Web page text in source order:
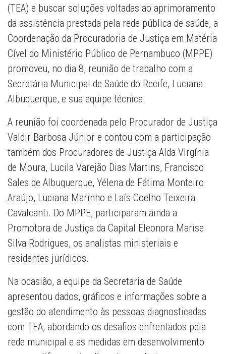
(TEA) e buscar soluções voltadas ao aprimoramento
da assistência prestada pela rede pública de saúde, a
Coordenação da Procuradoria de Justiça em Matéria
Cível do Ministério Público de Pernambuco (MPPE)
promoveu, no dia 8, reunião de trabalho com a
Secretária Municipal de Saúde do Recife, Luciana
Albuquerque, e sua equipe técnica.
A reunião foi coordenada pelo Procurador de Justiça
Valdir Barbosa Júnior e contou com a participação
também dos Procuradores de Justiça Alda Virgínia
de Moura, Lucila Varejão Dias Martins, Francisco
Sales de Albuquerque, Yélena de Fátima Monteiro
Araújo, Luciana Marinho e Laís Coelho Teixeira
Cavalcanti. Do MPPE, participaram ainda a
Promotora de Justiça da Capital Eleonora Marise
Silva Rodrigues, os analistas ministeriais e
residentes jurídicos.
Na ocasião, a equipe da Secretaria de Saúde
apresentou dados, gráficos e informações sobre a
gestão do atendimento às pessoas diagnosticadas
com TEA, abordando os desafios enfrentados pela
rede municipal e as medidas em desenvolvimento